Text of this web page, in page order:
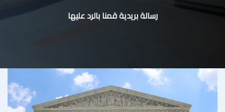
رسالة بريدية قمنا بالرد عليها